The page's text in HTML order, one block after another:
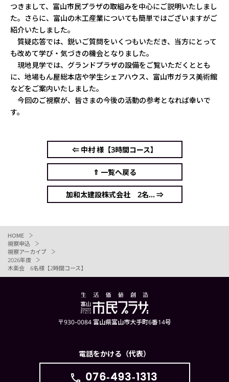
つきまして、富山市民プラザの取組みを中心にご説明いたしまし
た。さらに、富山の木工産業についても簡単ではございますがご
紹介いたしました。
質疑応答では、鋭いご質問をいくつもいただき、当方にとって
も改めて学び・気づきの機会となりました。
現地見学では、グランドプラザの設備をご覧いただくととも
に、地場もん屋総本店や学生シェアハウス、富山市ガラス美術館
などをご案内いたしました。
今回のご視察が、皆さまの今後の活動の参考となれば幸いで
す。
⇐ 中村 様【3時間コース】
⇑ 一覧へ戻る
加和太建設株式会社 2名... ⇒
HOME
視察申込
視察アーカイブ
2026年度
木楽会 6名様【2時間コース】
〒930-0084 富山県富山市大手町6番14号
電話をかける（代表）
076-493-1313